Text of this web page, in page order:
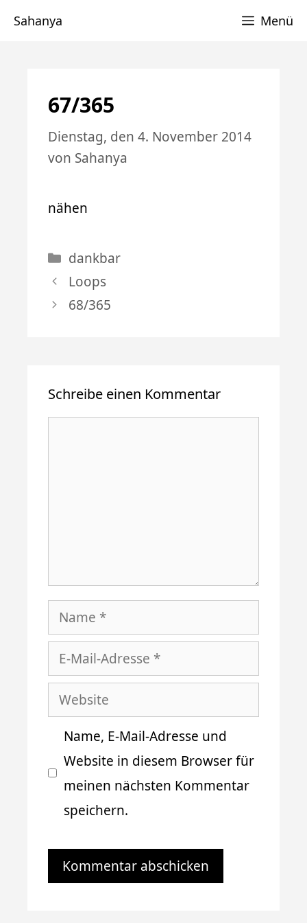
Sahanya Menü
67/365
Dienstag, den 4. November 2014
von Sahanya
nähen
Kategorien
dankbar
Loops
68/365
Schreibe einen Kommentar
Name
Mail-
Adresse
Website
Name, E-Mail-Adresse und
Website in diesem Browser für
meinen nächsten Kommentar
speichern.